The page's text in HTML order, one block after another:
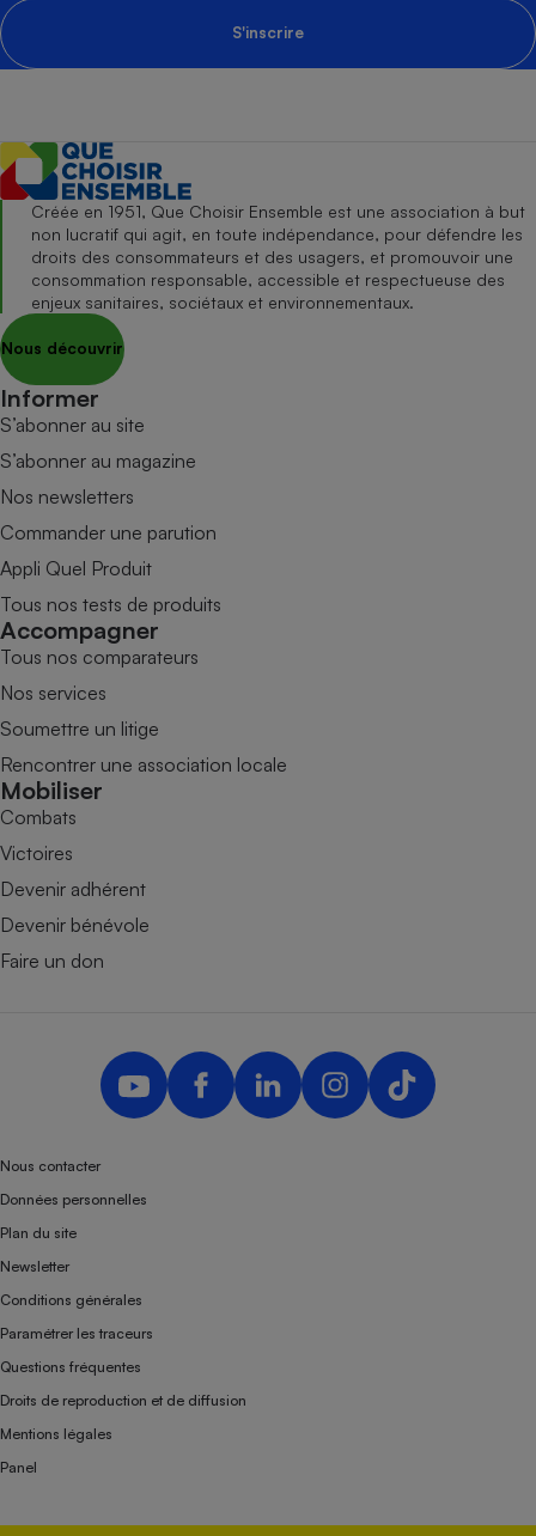
S'inscrire
Créée en 1951, Que Choisir Ensemble est une association à but
non lucratif qui agit, en toute indépendance, pour défendre les
droits des consommateurs et des usagers, et promouvoir une
consommation responsable, accessible et respectueuse des
enjeux sanitaires, sociétaux et environnementaux.
Nous découvrir
Informer
S’abonner au site
S’abonner au magazine
Nos newsletters
Commander une parution
Appli Quel Produit
Tous nos tests de produits
Accompagner
Tous nos comparateurs
Nos services
Soumettre un litige
Rencontrer une association locale
Mobiliser
Combats
Victoires
Devenir adhérent
Devenir bénévole
Faire un don
Nous contacter
Données personnelles
Plan du site
Newsletter
Conditions générales
Paramétrer les traceurs
Questions fréquentes
Droits de reproduction et de diffusion
Mentions légales
Panel